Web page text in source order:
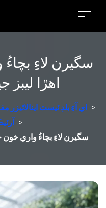
سگيرن لاءِ
اھڙا
اي آءِ بلڊ ٽيسٽ >
>
سگيرن لاءِ بچاءُ واري خون